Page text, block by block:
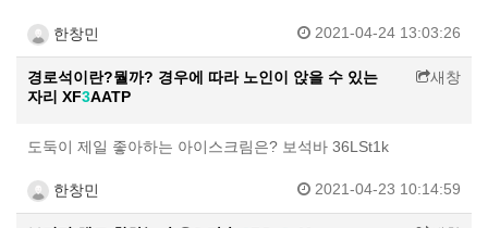
한창민 2021-04-24 13:03:26
경로석이란?뭘까? 경우에 따라 노인이 앉을 수 있는
자리 XF3AATP
새창
도둑이 제일 좋아하는 아이스크림은? 보석바 36LSt1k
한창민 2021-04-23 10:14:59